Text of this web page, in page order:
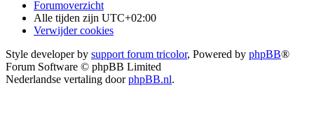
Forumoverzicht
Alle tijden zijn UTC+02:00
Verwijder cookies
Style developer by support forum tricolor, Powered by phpBB®
Forum Software © phpBB Limited
Nederlandse vertaling doorphpBB.nl.